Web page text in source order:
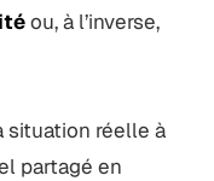
ou, à l’inverse,
situation réelle à
partagé en